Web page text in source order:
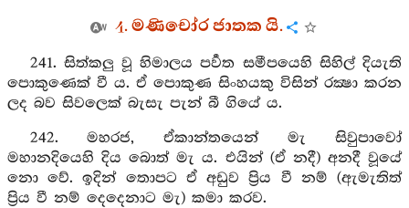
4. මණිචෝර ජාතක යි.
241. සිත්කලු වූ හිමාලය පර්‍වත සමීපයෙහි සිහිල් දියැති
පොකුණෙක් වී ය. ඒ පොකුණ සිංහයකු විසින් රක්‍ෂා කරන
ලද බව සිවලෙක් බැසැ පැන් බී ගියේ ය.
242. මහරජ, ඒකාන්තයෙන් මැ සිවුපාවෝ
මහානදියෙහි දිය බොත් මැ ය. එයින් (ඒ නදී) අනදී වූයේ
නො වේ. ඉදින් තොපට ඒ අඩුව ප්‍රිය වී නම් (ඇමැතිත්
ප්‍රිය වී නම් දෙදෙනාට මැ) කමා කරව.